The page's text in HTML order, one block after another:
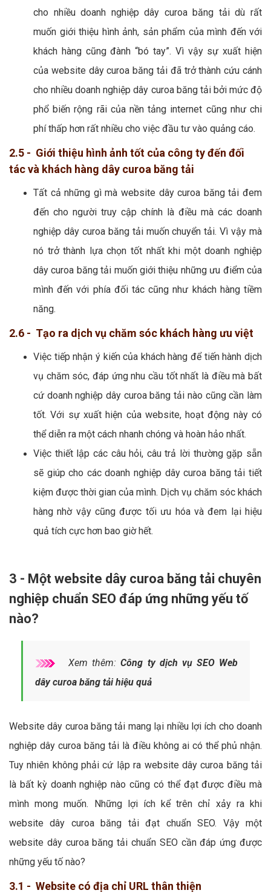
cho nhiều doanh nghiệp dây curoa băng tải dù rất
muốn giới thiệu hình ảnh, sản phẩm của mình đến với
khách hàng cũng đành “bó tay”. Vì vậy sự xuất hiện
của website dây curoa băng tải đã trở thành cứu cánh
cho nhiều doanh nghiệp dây curoa băng tải bởi mức độ
phổ biến rộng rãi của nền tảng internet cũng như chi
phí thấp hơn rất nhiều cho việc đầu tư vào quảng cáo.
2.5 - Giới thiệu hình ảnh tốt của công ty đến đối
tác và khách hàng dây curoa băng tải
Tất cả những gì mà website dây curoa băng tải đem
đến cho người truy cập chính là điều mà các doanh
nghiệp dây curoa băng tải muốn chuyển tải. Vì vậy mà
nó trở thành lựa chọn tốt nhất khi một doanh nghiệp
dây curoa băng tải muốn giới thiệu những ưu điểm của
mình đến với phía đối tác cũng như khách hàng tiềm
năng.
2.6 - Tạo ra dịch vụ chăm sóc khách hàng ưu việt
Việc tiếp nhận ý kiến của khách hàng để tiến hành dịch
vụ chăm sóc, đáp ứng nhu cầu tốt nhất là điều mà bất
cứ doanh nghiệp dây curoa băng tải nào cũng cần làm
tốt. Với sự xuất hiện của website, hoạt động này có
thể diễn ra một cách nhanh chóng và hoàn hảo nhất.
Việc thiết lập các câu hỏi, câu trả lời thường gặp sẵn
sẽ giúp cho các doanh nghiệp dây curoa băng tải tiết
kiệm được thời gian của mình. Dịch vụ chăm sóc khách
hàng nhờ vậy cũng được tối ưu hóa và đem lại hiệu
quả tích cực hơn bao giờ hết.
3 - Một website dây curoa băng tải chuyên
nghiệp chuẩn SEO đáp ứng những yếu tố
nào?
Xem thêm:Công ty dịch vụ SEO Web
dây curoa băng tải hiệu quả
Website dây curoa băng tải mang lại nhiều lợi ích cho doanh
nghiệp dây curoa băng tải là điều không ai có thể phủ nhận.
Tuy nhiên không phải cứ lập ra website dây curoa băng tải
là bất kỳ doanh nghiệp nào cũng có thể đạt được điều mà
mình mong muốn. Những lợi ích kể trên chỉ xảy ra khi
website dây curoa băng tải đạt chuẩn SEO. Vậy một
website dây curoa băng tải chuẩn SEO cần đáp ứng được
những yếu tố nào?
3.1 - Website có địa chỉ URL thân thiện